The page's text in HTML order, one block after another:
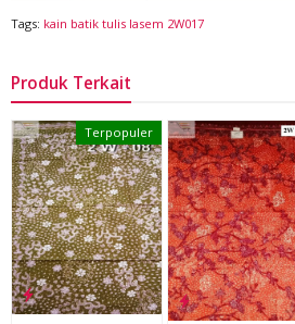
Tags: kain batik tulis lasem 2W017
Produk Terkait
Terpopuler